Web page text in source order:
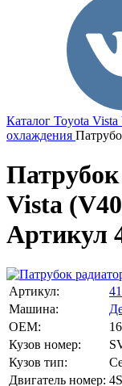
Каталог Toyota Vista
охлаждения
Vista
Артикул
Артикул:
Машина:
OEM:
Кузов номер:
Кузов тип:
Двигатель номер: